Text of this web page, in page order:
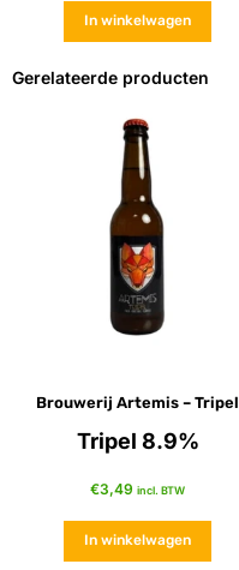
In winkelwagen
Gerelateerde producten
Brouwerij Artemis – Tripel
Tripel 8.9%
€3,49 incl. BTW
In winkelwagen